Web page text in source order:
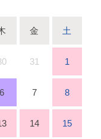
金 土
31 1
6 7 8
14 15